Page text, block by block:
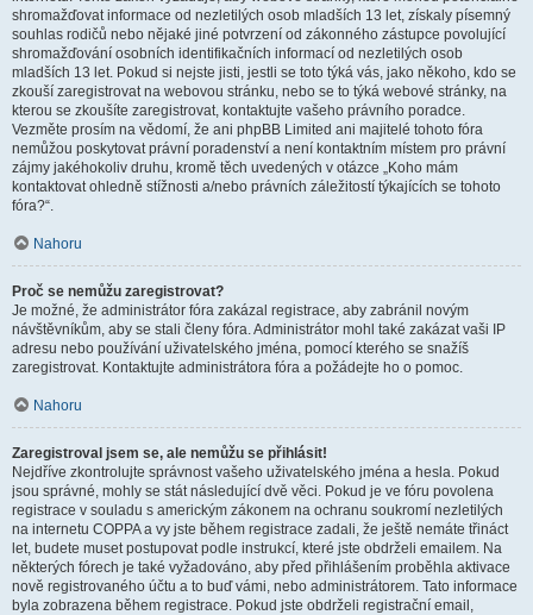
shromažďovat informace od nezletilých osob mladších 13 let, získaly písemný
souhlas rodičů nebo nějaké jiné potvrzení od zákonného zástupce povolující
shromažďování osobních identifikačních informací od nezletilých osob
mladších 13 let. Pokud si nejste jisti, jestli se toto týká vás, jako někoho, kdo se
zkouší zaregistrovat na webovou stránku, nebo se to týká webové stránky, na
kterou se zkoušíte zaregistrovat, kontaktujte vašeho právního poradce.
Vezměte prosím na vědomí, že ani phpBB Limited ani majitelé tohoto fóra
nemůžou poskytovat právní poradenství a není kontaktním místem pro právní
zájmy jakéhokoliv druhu, kromě těch uvedených v otázce „Koho mám
kontaktovat ohledně stížnosti a/nebo právních záležitostí týkajících se tohoto
fóra?“.
Nahoru
Proč se nemůžu zaregistrovat?
Je možné, že administrátor fóra zakázal registrace, aby zabránil novým
návštěvníkům, aby se stali členy fóra. Administrátor mohl také zakázat vaši IP
adresu nebo používání uživatelského jména, pomocí kterého se snažíš
zaregistrovat. Kontaktujte administrátora fóra a požádejte ho o pomoc.
Nahoru
Zaregistroval jsem se, ale nemůžu se přihlásit!
Nejdříve zkontrolujte správnost vašeho uživatelského jména a hesla. Pokud
jsou správné, mohly se stát následující dvě věci. Pokud je ve fóru povolena
registrace v souladu s americkým zákonem na ochranu soukromí nezletilých
na internetu COPPA a vy jste během registrace zadali, že ještě nemáte třináct
let, budete muset postupovat podle instrukcí, které jste obdrželi emailem. Na
některých fórech je také vyžadováno, aby před přihlášením proběhla aktivace
nově registrovaného účtu a to buď vámi, nebo administrátorem. Tato informace
byla zobrazena během registrace. Pokud jste obdrželi registrační email,